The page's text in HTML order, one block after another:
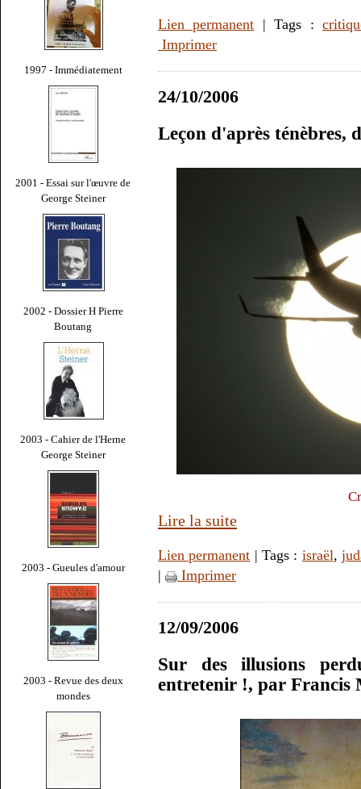
1997 - Immédiatement
2001 - Essai sur l'œuvre de
George Steiner
2002 - Dossier H Pierre
Boutang
2003 - Cahier de l'Herne
George Steiner
2003 - Gueules d'amour
2003 - Revue des deux
mondes
Lien permanent | Tags :
Imprimer
24/10/2006
Leçon d'après ténèbres,
Lire la suite
Lien permanent | Tags : israël,
|
Imprimer
12/09/2006
Sur des illusions
entretenir !, par Francis